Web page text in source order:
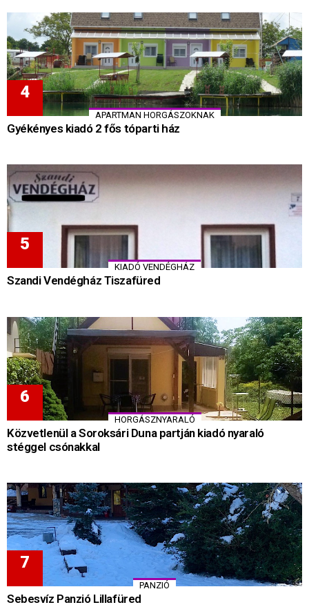
APARTMAN HORGÁSZOKNAK
Gyékényes kiadó 2 fős tóparti ház
KIADÓ VENDÉGHÁZ
Szandi Vendégház Tiszafüred
HORGÁSZNYARALÓ
Közvetlenül a Soroksári Duna partján kiadó nyaraló
stéggel csónakkal
PANZIÓ
Sebesvíz Panzió Lillafüred